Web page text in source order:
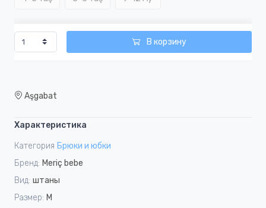
В корзину
Aşgabat
Характеристика
Категория Брюки и юбки
Бренд: Meriç bebe
Вид: штаны
Размер: M